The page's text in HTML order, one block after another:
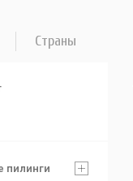
Страны
пилинги